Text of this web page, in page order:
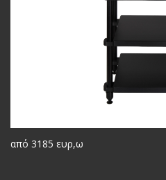
από 3185 ευρ,ω